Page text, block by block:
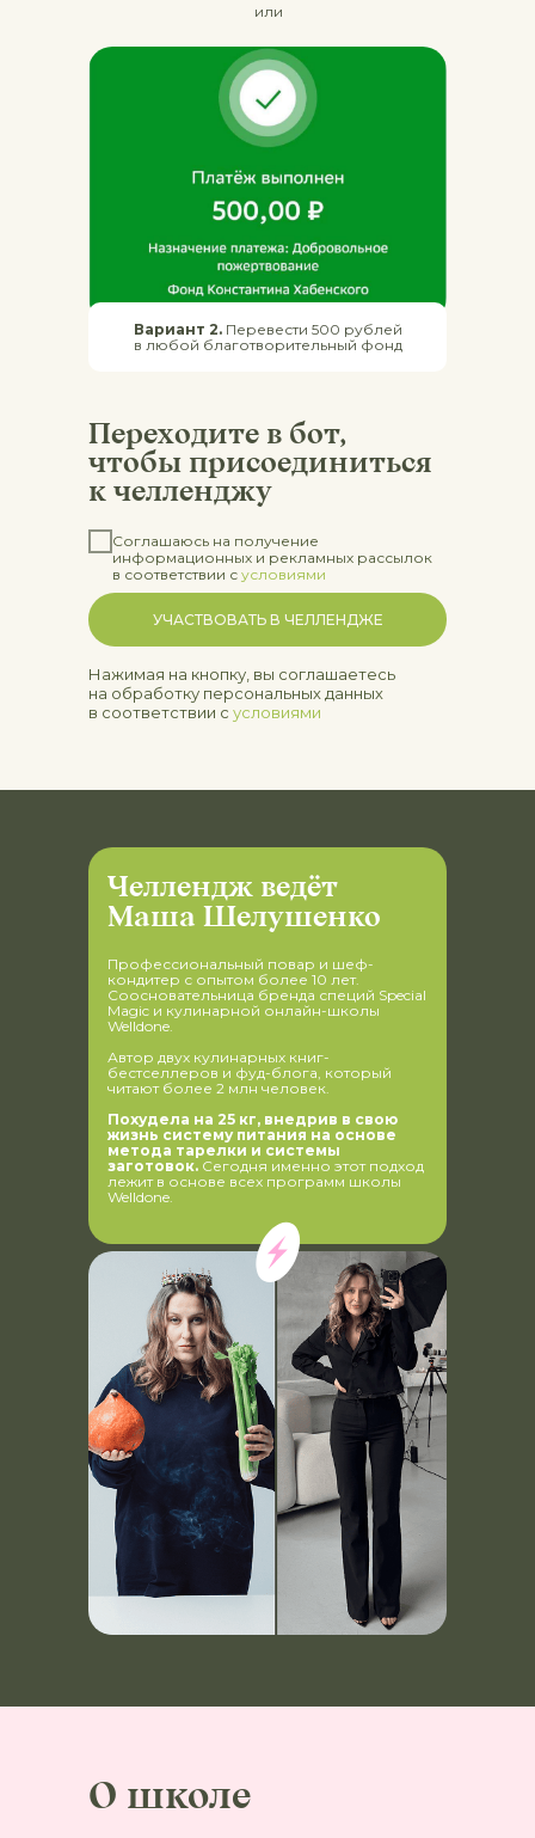
Переходите в бот,
чтобы присоединиться
к челленджу
или
Вариант 2. Перевести 500 рублей
в любой благотворительный фонд
Соглашаюсь на получение
информационных и рекламных рассылок
в соответствии с условиями
УЧАСТВОВАТЬ В ЧЕЛЛЕНДЖЕ
Нажимая на кнопку, вы соглашаетесь
на обработку персональных данных
в соответствии с условиями
Профессиональный повар и шеф-
кондитер с опытом более 10 лет.
Соосновательница бренда специй Special
Magic и кулинарной онлайн-школы
Welldone.
Автор двух кулинарных книг-
бестселлеров и фуд-блога, который
читают более 2 млн человек.
Похудела на 25 кг, внедрив в свою
жизнь систему питания на основе
метода тарелки и системы
заготовок. Сегодня именно этот подход
лежит в основе всех программ школы
Welldone.
Челлендж ведёт
Маша Шелушенко
О школе